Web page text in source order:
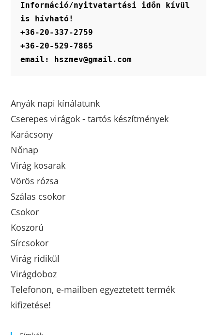
Információ/nyitvatartási időn kívül
is hívható!
+36-20-337-2759
+36-20-529-7865
email: hszmev@gmail.com
Anyák napi kínálatunk
Cserepes virágok - tartós készítmények
Karácsony
Nőnap
Virág kosarak
Vörös rózsa
Szálas csokor
Csokor
Koszorú
Sírcsokor
Virág ridikül
Virágdoboz
Telefonon, e-mailben egyeztetett termék
kifizetése!